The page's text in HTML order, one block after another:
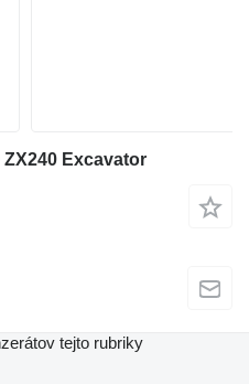
Excavator
tejto rubriky